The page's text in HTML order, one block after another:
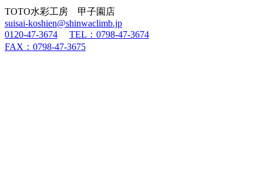
TOTO水彩工房 甲子園店
suisai-koshien@shinwaclimb.jp
0120-47-3674
TEL：0798-47-3674
FAX：0798-47-3675